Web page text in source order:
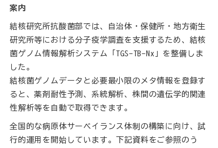
案内
結核研究所抗酸菌部では、自治体・保健所・地方衛生
研究所等における分子疫学調査を支援するため、結核
菌ゲノム情報解析システム「TGS-TB-Nx」を整備しま
した。
結核菌ゲノムデータと必要最小限のメタ情報を登録す
ると、薬剤耐性予測、系統解析、株間の遺伝学的関連
性解析等を自動で取得できます。
全国的な病原体サーベイランス体制の構築に向け、試
行的運用を開始しています。下記資料をご参照のう